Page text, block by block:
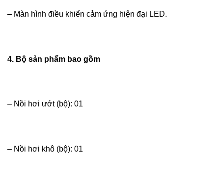
– Màn hình điều khiển cảm ứng hiện đại LED.
4. Bộ sản phẩm bao gồm
– Nồi hơi ướt (bộ): 01
– Nồi hơi khô (bộ): 01